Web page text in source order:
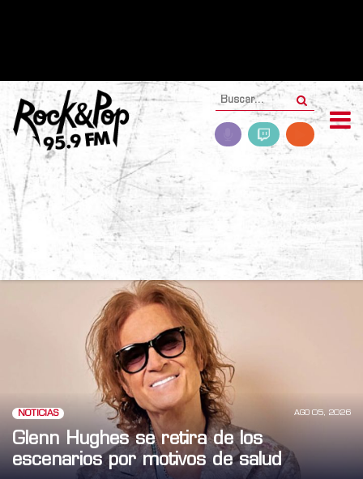
NOTICIAS AGO 05, 2026
Glenn Hughes se retira de los
escenarios por motivos de salud